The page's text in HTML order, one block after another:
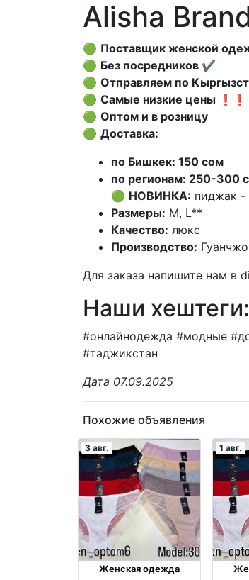
Alisha
🟢 Поставщик женской
🟢 Без посредников ✔️
🟢 Отправляем по
🟢 Самые низкие цены
🟢 Оптом и в розницу
🟢 Доставка:
по Бишкек: 150 сом
по регионам: 250-300
🟢 НОВИНКА: пиджак -
Размеры: M, L**
Качество: люкс
Производство:
Для заказа напишите нам в
Наши хештеги:
#онлайнодежда #модные
#таджикстан
Дата 07.09.2025
Похожие объявления
3 авг.
Женская одежда
1 авг.